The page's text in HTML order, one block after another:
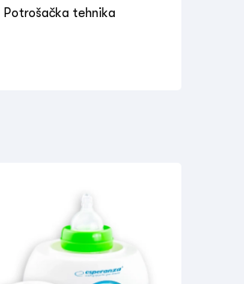
Potrošačka tehnika